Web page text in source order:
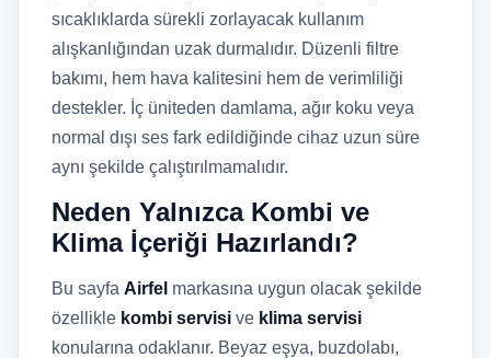
sıcaklıklarda sürekli zorlayacak kullanım
alışkanlığından uzak durmalıdır. Düzenli filtre
bakımı, hem hava kalitesini hem de verimliliği
destekler. İç üniteden damlama, ağır koku veya
normal dışı ses fark edildiğinde cihaz uzun süre
aynı şekilde çalıştırılmamalıdır.
Neden Yalnızca Kombi ve
Klima İçeriği Hazırlandı?
Bu sayfa Airfel markasına uygun olacak şekilde
özellikle kombi servisi ve klima servisi
konularına odaklanır. Beyaz eşya, buzdolabı,